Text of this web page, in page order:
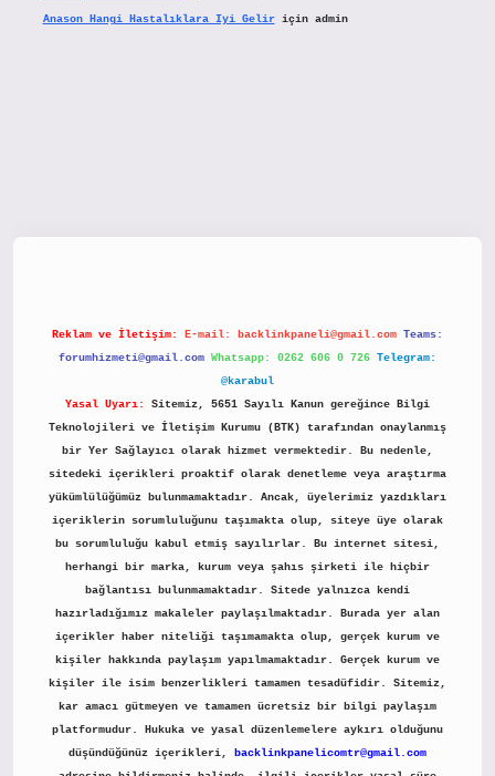
Anason Hangi Hastalıklara Iyi Geliriçin admin
Reklam ve İletişim: E-mail: backlinkpaneli@gmail.com Teams:
forumhizmeti@gmail.com Whatsapp: 0262 606 0 726 Telegram:
@karabul
Yasal Uyarı:
Sitemiz, 5651 Sayılı Kanun gereğince Bilgi
Teknolojileri ve İletişim Kurumu (BTK) tarafından onaylanmış
bir Yer Sağlayıcı olarak hizmet vermektedir. Bu nedenle,
sitedeki içerikleri proaktif olarak denetleme veya araştırma
yükümlülüğümüz bulunmamaktadır. Ancak, üyelerimiz yazdıkları
içeriklerin sorumluluğunu taşımakta olup, siteye üye olarak
bu sorumluluğu kabul etmiş sayılırlar. Bu internet sitesi,
herhangi bir marka, kurum veya şahıs şirketi ile hiçbir
bağlantısı bulunmamaktadır. Sitede yalnızca kendi
hazırladığımız makaleler paylaşılmaktadır. Burada yer alan
içerikler haber niteliği taşımamakta olup, gerçek kurum ve
kişiler hakkında paylaşım yapılmamaktadır. Gerçek kurum ve
kişiler ile isim benzerlikleri tamamen tesadüfidir. Sitemiz,
kar amacı gütmeyen ve tamamen ücretsiz bir bilgi paylaşım
platformudur. Hukuka ve yasal düzenlemelere aykırı olduğunu
düşündüğünüz içerikleri,
backlinkpanelicomtr@gmail.com